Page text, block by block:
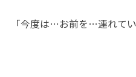
「今度は…お前を…連れて